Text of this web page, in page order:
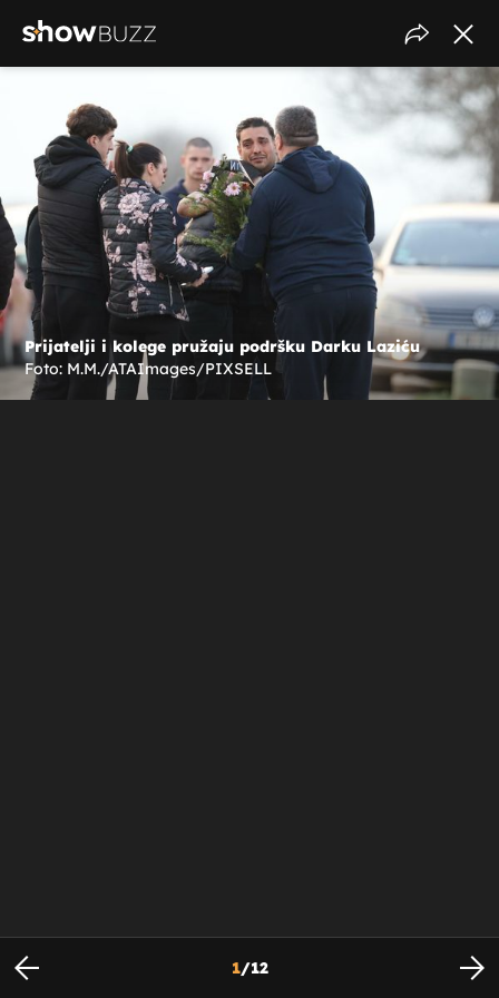
Prijatelji i kolege pružaju podršku Darku Laziću
Foto: M.M./ATAImages/PIXSELL
1/12